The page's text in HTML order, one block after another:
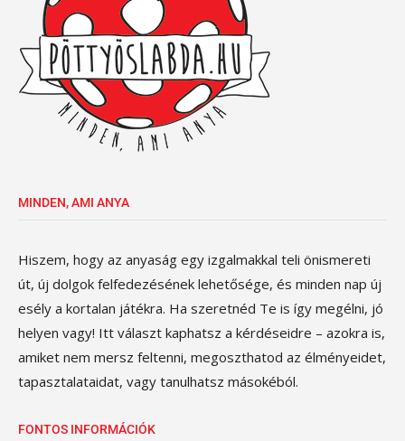
MINDEN, AMI ANYA
Hiszem, hogy az anyaság egy izgalmakkal teli önismereti
út, új dolgok felfedezésének lehetősége, és minden nap új
esély a kortalan játékra. Ha szeretnéd Te is így megélni, jó
helyen vagy! Itt választ kaphatsz a kérdéseidre – azokra is,
amiket nem mersz feltenni, megoszthatod az élményeidet,
tapasztalataidat, vagy tanulhatsz másokéból.
FONTOS INFORMÁCIÓK